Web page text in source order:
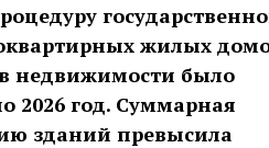
жилых
недвижимости было
2026 год. Суммарная
зданий превысила